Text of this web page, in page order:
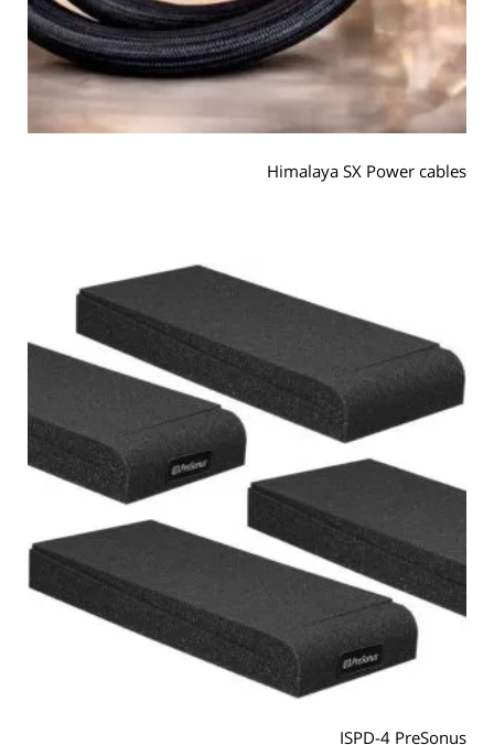
Himalaya SX Power cables
ISPD-4 PreSonus